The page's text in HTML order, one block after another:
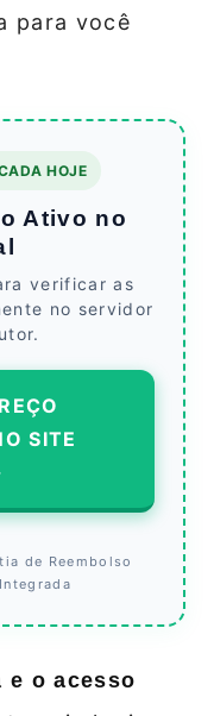
para você
HOJE
Ativo no
verificar as
no servidor
SITE
de Reembolso
Integrada
e o acesso